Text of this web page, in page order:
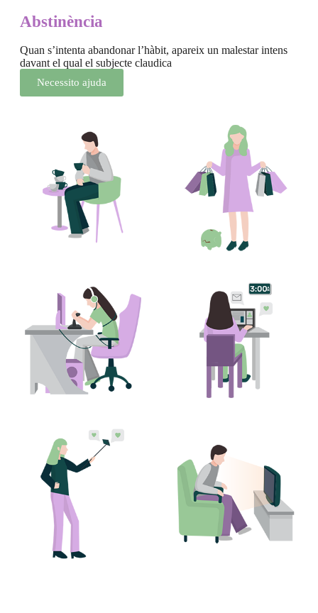
Abstinència
Quan s’intenta abandonar l’hàbit, apareix un malestar intens
davant el qual el subjecte claudica
Necessito ajuda